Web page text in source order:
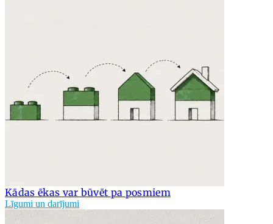
Kādas ēkas var būvēt pa posmiem
Līgumi un darījumi